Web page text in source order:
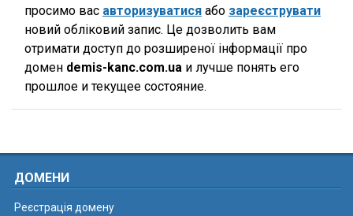
просимо вас авторизуватися або зареєструвати
новий обліковий запис. Це дозволить вам
отримати доступ до розширеної інформації про
домен demis-kanc.com.ua и лучше понять его
прошлое и текущее состояние.
ДОМЕНИ
Реєстрація домену